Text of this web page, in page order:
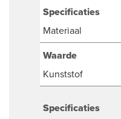
Specificaties
Materiaal
Waarde
Kunststof
Specificaties